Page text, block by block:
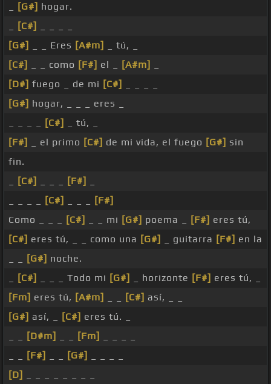
[G#] hogar.
[C#]
[G#]
_ _ Eres [A#m]
_ tú, _
[C#]
_ _ como [F#] el _ [A#m]
[D#] fuego _ de mi [C#]
[G#] hogar, _ _ _ eres _
[C#]
_ tú, _
[F#]
_ el primo [C#] de mi vida, el fuego [G#] sin
fin.
[C#] [F#]
[C#]
[F#]
Como _ _ _
[C#] _ _ mi [G#] poema _ [F#] eres tú,
[C#] eres tú, _ _ como una [G#] _ guitarra [F#] en la
[G#] noche.
[C#] _ _ _ Todo mi [G#] _ horizonte [F#] eres tú, _
[Fm] eres tú, [A#m] [C#] así, _ _
[G#] así, _ [C#] eres tú. _
[D#m] [Fm]
[F#] [G#]
[D]